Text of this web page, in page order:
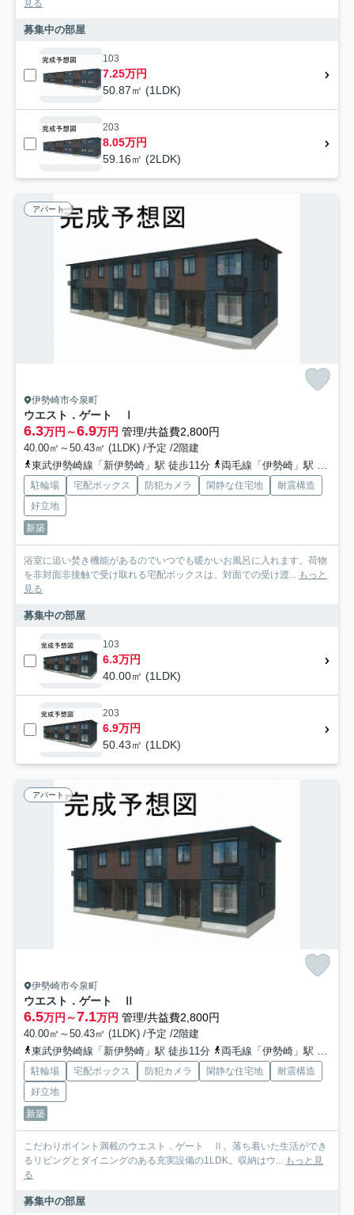
見る
募集中の部屋
103
7.25万円
50.87㎡ (1LDK)
203
8.05万円
59.16㎡ (2LDK)
アパート
伊勢崎市今泉町
ウエスト．ゲート Ⅰ
6.3万円～6.9万円 管理/共益費2,800円
40.00㎡～50.43㎡ (1LDK) /予定 /2階建
東武伊勢崎線「新伊勢崎」駅 徒歩11分
両毛線「伊勢崎」駅 徒歩27分
駐輪場 宅配ボックス 防犯カメラ 閑静な住宅地
耐震構造
好立地
新築
浴室に追い焚き機能があるのでいつでも暖かいお風呂に入れます。荷物
を非対面非接触で受け取れる宅配ボックスは、対面での受け渡... もっと
見る
募集中の部屋
103
6.3万円
40.00㎡ (1LDK)
203
6.9万円
50.43㎡ (1LDK)
アパート
伊勢崎市今泉町
ウエスト．ゲート Ⅱ
6.5万円～7.1万円 管理/共益費2,800円
40.00㎡～50.43㎡ (1LDK) /予定 /2階建
東武伊勢崎線「新伊勢崎」駅 徒歩11分
両毛線「伊勢崎」駅 徒歩27分
駐輪場 宅配ボックス 防犯カメラ 閑静な住宅地
耐震構造
好立地
新築
こだわりポイント満載のウエスト．ゲート Ⅱ。落ち着いた生活ができ
るリビングとダイニングのある充実設備の1LDK。収納はウ... もっと見
る
募集中の部屋